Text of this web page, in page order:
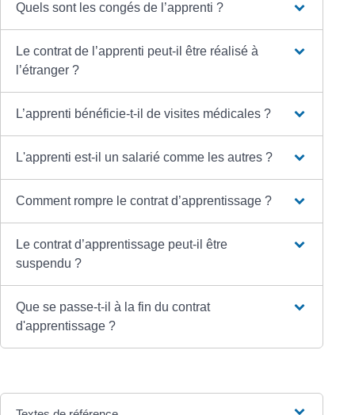
Quels sont les congés de l’apprenti ?
Le contrat de l’apprenti peut-il être réalisé à
l’étranger ?
L’apprenti bénéficie-t-il de visites médicales ?
L'apprenti est-il un salarié comme les autres ?
Comment rompre le contrat d’apprentissage ?
Le contrat d’apprentissage peut-il être
suspendu ?
Que se passe-t-il à la fin du contrat
d'apprentissage ?